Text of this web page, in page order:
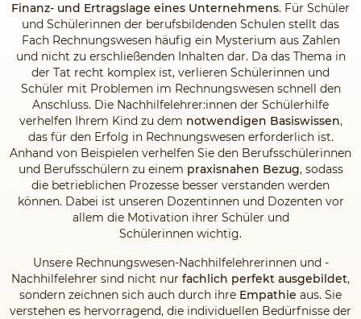
Finanz- und Ertragslage eines Unternehmens. Für Schüler
und Schülerinnen der berufsbildenden Schulen stellt das
Fach Rechnungswesen häufig ein Mysterium aus Zahlen
und nicht zu erschließenden Inhalten dar. Da das Thema in
der Tat recht komplex ist, verlieren Schülerinnen und
Schüler mit Problemen im Rechnungswesen schnell den
Anschluss. Die Nachhilfelehrer:innen der Schülerhilfe
verhelfen Ihrem Kind zu dem notwendigen Basiswissen,
das für den Erfolg in Rechnungswesen erforderlich ist.
Anhand von Beispielen verhelfen Sie den Berufsschülerinnen
und Berufsschülern zu einem praxisnahen Bezug, sodass
die betrieblichen Prozesse besser verstanden werden
können. Dabei ist unseren Dozentinnen und Dozenten vor
allem die Motivation ihrer Schüler und
Schülerinnen wichtig.
Unsere Rechnungswesen-Nachhilfelehrerinnen und -
Nachhilfelehrer sind nicht nur fachlich perfekt ausgebildet,
sondern zeichnen sich auch durch ihre Empathie aus. Sie
verstehen es hervorragend, die individuellen Bedürfnisse der